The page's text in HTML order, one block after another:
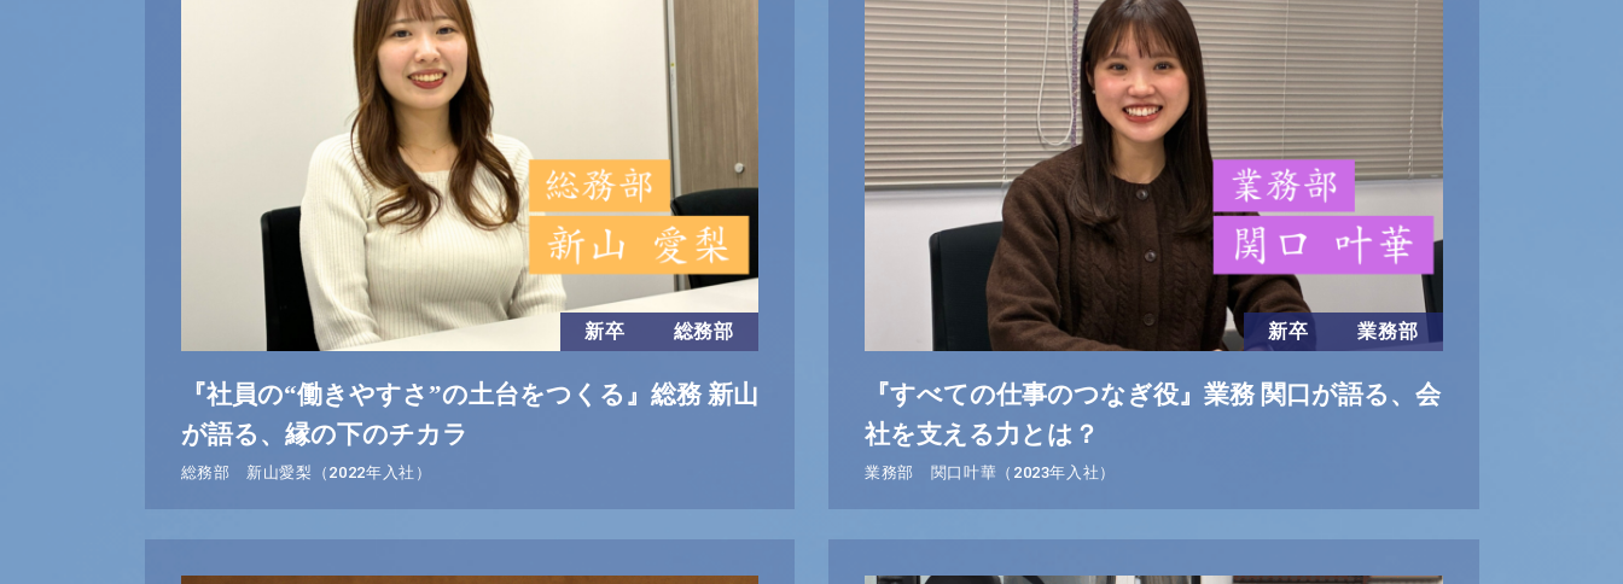
新卒 総務部
『社員の“働きやすさ”の土台をつくる』総務 新山
が語る、縁の下のチカラ
総務部 新山愛梨（2022年入社）
新卒 業務部
『すべての仕事のつなぎ役』業務 関口が語る、会
社を支える力とは？
業務部 関口叶華（2023年入社）